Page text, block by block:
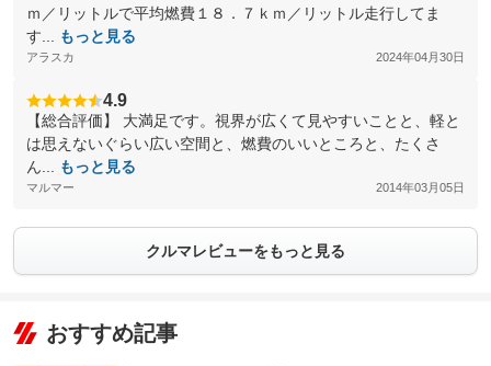
ｍ／リットルで平均燃費１８．７ｋｍ／リットル走行してま
す...
もっと見る
アラスカ 2024年04月30日
4.9
【総合評価】 大満足です。視界が広くて見やすいことと、軽と
は思えないぐらい広い空間と、燃費のいいところと、たくさ
ん...
もっと見る
マルマー 2014年03月05日
クルマレビューをもっと見る
おすすめ記事